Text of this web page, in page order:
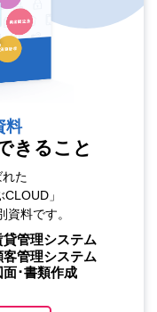
料
きること
た
」
料です。
貸管理システム
客管理システム
面･書類作成